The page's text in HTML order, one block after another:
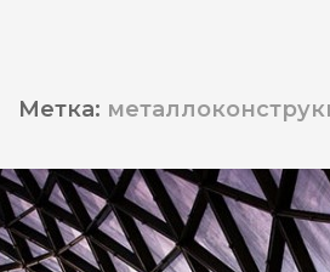
Метка: